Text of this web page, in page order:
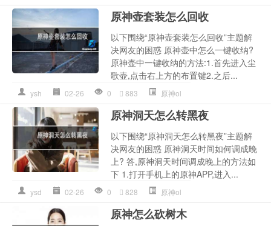
原神壶套装怎么回收
以下围绕“原神壶套装怎么回收”主题解
决网友的困惑 原神壶中怎么一键收纳?
原神壶中一键收纳的方法:1.首先进入尘
歌壶,点击右上方的布置键2.之后...
ysh 02-26 0 883 原神ol
原神洞天怎么转黑夜
以下围绕“原神洞天怎么转黑夜”主题解
决网友的困惑 原神洞天时间如何调成晚
上? 答,原神洞天时间调成晚上的方法如
下 1.打开手机上的原神APP,进入...
ysd 02-26 0 828 原神ol
原神怎么砍树木